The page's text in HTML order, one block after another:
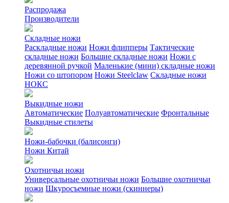
Распродажа
Производители
Складные ножи
Раскладные ножи Ножи флипперы Тактические
складные ножи Большие складные ножи Ножи с
деревянной ручкой Маленькие (мини) складные ножи
Ножи со штопором Ножи Steelclaw Складные ножи
НОКС
Выкидные ножи
Автоматические Полуавтоматические Фронтальные
Выкидные стилеты
Ножи-бабочки (балисонги)
Ножи Китай
Охотничьи ножи
Универсальные охотничьи ножи Большие охотничьи
ножи Шкуросъемные ножи (скиннеры)